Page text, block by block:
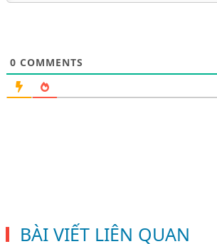
0 COMMENTS
BÀI VIẾT LIÊN QUAN